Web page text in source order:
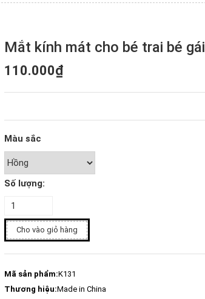
Mắt kính mát cho bé trai bé gái
110.000₫
Màu sắc
Số lượng:
Cho vào giỏ hàng
Mã sản phẩm:K131
Thương hiệu:Made in China